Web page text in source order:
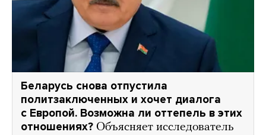
Беларусь снова отпустила
политзаключенных и хочет диалога
с Европой. Возможна ли оттепель в этих
отношениях? Объясняет исследователь